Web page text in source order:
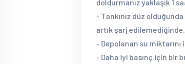
doldurmanız yaklaşık 1
- Tankınız düz
artık şarj edilemediğinde.
- Depolanan su
- Daha iyi basınç için bir